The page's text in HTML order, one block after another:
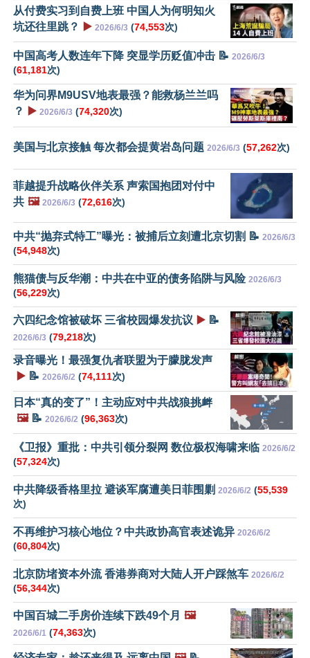
从付费实习到自费上班 中国人为何明知火
坑还往里跳？
▶️ 2026/6/3 (74,553次)
中国高考人数连年下降 突显学历贬值冲击 📝 2026/6/3
(61,181次)
华为问界M9USV地表最强？能救杨兰兰吗
？
▶️ 2026/6/3 (74,320次)
美国与北京接触 每次都会提黄岩岛问题 2026/6/3 (57,262次)
菲越提升战略伙伴关系 声索国抱团对付中
共 🖼️ 2026/6/3 (72,616次)
中共“抛弃式特工”曝光：被捕后立刻遭北京切割 📝 2026/6/3
(54,948次)
熊猫债与反华潮：中共在中亚的债务陷阱与风险 2026/6/3
(56,229次)
六四纪念馆被破坏 三省校园爆发抗议 ▶️ 📝
2026/6/3 (79,218次)
录音曝光！最强复仇者联盟为于朦胧发声
▶️ 📝 2026/6/2 (74,111次)
日本“真的变了”！主动应对中共战狼挑衅
🖼️📝 2026/6/2 (96,363次)
《卫报》重批：中共引领分裂网 数位极权海啸来临 2026/6/2
(57,324次)
中共降级香格里拉 避谈军腐遭美日菲围剿 2026/6/2 (55,539
次)
不再维护习核心地位？中共政协高官表述诡异 2026/6/2
(60,804次)
北京防堵资本外流 香港券商对大陆人开户踩煞车 2026/6/2
(56,344次)
中国百城二手房价连续下跌49个月 🖼️
2026/6/1 (74,363次)